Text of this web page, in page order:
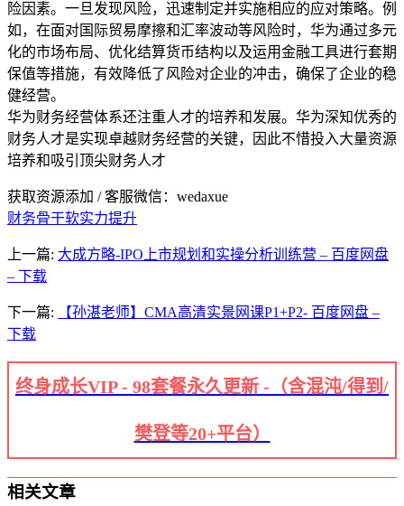
险因素。一旦发现风险，迅速制定并实施相应的应对策略。例
如，在面对国际贸易摩擦和汇率波动等风险时，华为通过多元
化的市场布局、优化结算货币结构以及运用金融工具进行套期
保值等措施，有效降低了风险对企业的冲击，确保了企业的稳
健经营。
华为财务经营体系还注重人才的培养和发展。华为深知优秀的
财务人才是实现卓越财务经营的关键，因此不惜投入大量资源
培养和吸引顶尖财务人才
获取资源添加 / 客服微信：wedaxue
财务骨干软实力提升
上一篇: 大成方略-IPO上市规划和实操分析训练营 – 百度网盘
– 下载
下一篇:
【孙湛老师】CMA高清实景网课P1+P2- 百度网盘 –
下载
终身成长VIP - 98套餐永久更新 -（含混沌/得到/
樊登等20+平台）
相关文章